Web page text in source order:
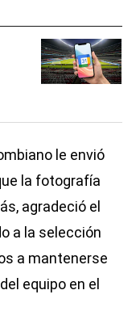
le envió
la fotografía
agradeció el
a la selección
a mantenerse
equipo en el